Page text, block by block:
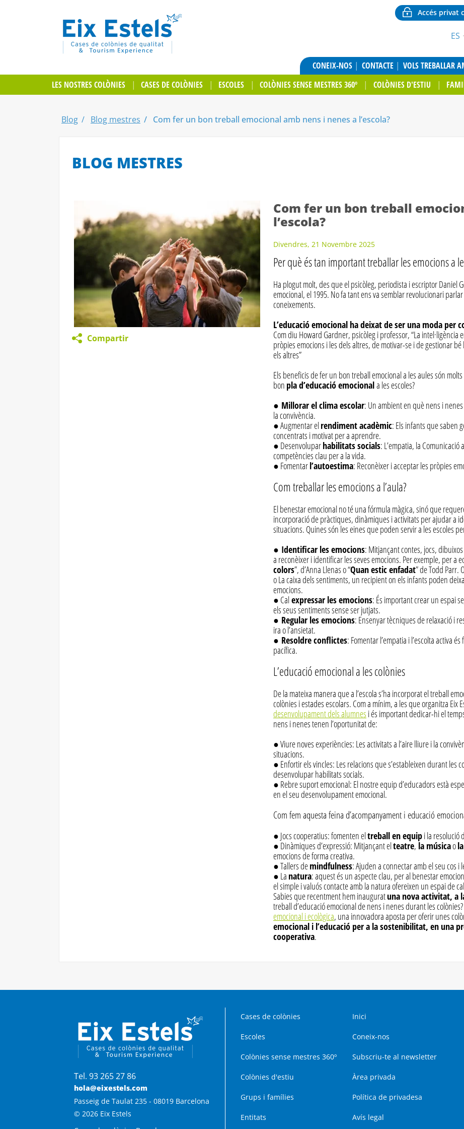
Accés privat
ES
CONEIX-NOS CONTACTE VOLS TREBALLAR
LES NOSTRES COLÒNIES
CASES DE COLÒNIES ESCOLES COLÒNIES SENSE MESTRES 360º COLÒNIES D'ESTIU
Blog Blog mestres Com fer un bon treball emocional amb nens i nenes a l’escola?
BLOG MESTRES
Compartir
Com fer un bon treball
l’escola?
Divendres, 21 Novembre 2025
Per què és tan important treballar les emocions a
Ha plogut molt, des que el psicòleg, periodista i escriptor Daniel
emocional, el 1995. No fa tant ens va semblar revolucionari
coneixements.
L’educació emocional ha deixat de ser una moda per
Com diu Howard Gardner, psicòleg i professor, “La intel·ligència
pròpies emocions i les dels altres, de motivar-se i de gestionar
els altres”
Els beneficis de fer un bon treball emocional a les aules són
bon pla d’educació emocionala les escoles?
● Millorar el clima escolar: Un ambient en què nens i
la convivència.
● Augmentar elrendiment acadèmic: Els infants que saben
concentrats i motivat per a aprendre.
● Desenvoluparhabilitats socials: L’empatia, la
competències clau per a la vida.
● Fomentarl’autoestima: Reconèixer i acceptar les pròpies
Com treballar les emocions a l’aula?
El benestar emocional no té una fórmula màgica, sinó que
incorporació de pràctiques, dinàmiques i activitats per ajudar a
situacions. Quines són les eines que poden servir a les escoles
● Identificar les emocions: Mitjançant contes, jocs,
a reconèixer i identificar les seves emocions. Per exemple, per a
colors”, d’Anna Llenas o “Quan estic enfadat” de Todd Parr.
o La caixa dels sentiments, un recipient on els infants poden
emocions.
● Calexpressar les emocions: És important crear un espai
els seus sentiments sense ser jutjats.
● Regular les emocions: Ensenyar tècniques de relaxació i
ira o l’ansietat.
● Resoldre conflictes: Fomentar l’empatia i l’escolta activa
pacífica.
L’educació emocional a les colònies
De la mateixa manera que a l’escola s’ha incorporat el treball
colònies i estades escolars. Com a mínim, a les que organitza Eix
desenvolupament dels alumnes i és important dedicar-hi el
nens i nenes tenen l’oportunitat de:
● Viure noves experiències: Les activitats a l’aire lliure i la
situacions.
● Enfortir els vincles: Les relacions que s’estableixen durant les
desenvolupar habilitats socials.
● Rebre suport emocional: El nostre equip d’educadors està
en el seu desenvolupament emocional.
Com fem aquesta feina d’acompanyament i educació
● Jocs cooperatius: fomenten eltreball en equipi la resolució
● Dinàmiques d’expressió: Mitjançant elteatre, la músicao
emocions de forma creativa.
● Tallers demindfulness: Ajuden a connectar amb el seu cos i
● La natura: aquest és un aspecte clau, per al benestar
el simple i valuós contacte amb la natura ofereixen un espai de
Sabies que recentment hem inauguratuna nova activitat, a
treball d’educació emocional de nens i nenes durant les
emocional i ecològica, una innovadora aposta per oferir unes
emocional i l’educació per a la sostenibilitat, en una
cooperativa.
Tel. 93 265 27 86
hola@eixestels.com
Passeig de Taulat 235 - 08019 Barcelona
© 2026 Eix Estels
Cases de colònies Inici
Escoles Coneix-nos
Colònies sense mestres 360º Subscriu-te al newsletter
Colònies d'estiu Àrea privada
Grups i famílies Política de privadesa
Entitats Avís legal